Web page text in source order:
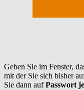
Geben Sie im Fenster,
mit der Sie sich bisher
Sie dann aufPasswort